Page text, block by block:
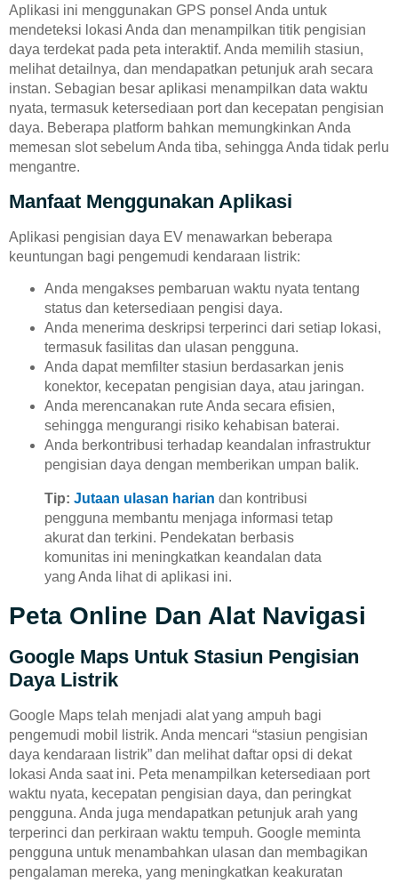
Aplikasi ini menggunakan GPS ponsel Anda untuk
mendeteksi lokasi Anda dan menampilkan titik pengisian
daya terdekat pada peta interaktif. Anda memilih stasiun,
melihat detailnya, dan mendapatkan petunjuk arah secara
instan. Sebagian besar aplikasi menampilkan data waktu
nyata, termasuk ketersediaan port dan kecepatan pengisian
daya. Beberapa platform bahkan memungkinkan Anda
memesan slot sebelum Anda tiba, sehingga Anda tidak perlu
mengantre.
Manfaat Menggunakan Aplikasi
Aplikasi pengisian daya EV menawarkan beberapa
keuntungan bagi pengemudi kendaraan listrik:
Anda mengakses pembaruan waktu nyata tentang
status dan ketersediaan pengisi daya.
Anda menerima deskripsi terperinci dari setiap lokasi,
termasuk fasilitas dan ulasan pengguna.
Anda dapat memfilter stasiun berdasarkan jenis
konektor, kecepatan pengisian daya, atau jaringan.
Anda merencanakan rute Anda secara efisien,
sehingga mengurangi risiko kehabisan baterai.
Anda berkontribusi terhadap keandalan infrastruktur
pengisian daya dengan memberikan umpan balik.
Tip: Jutaan ulasan harian dan kontribusi
pengguna membantu menjaga informasi tetap
akurat dan terkini. Pendekatan berbasis
komunitas ini meningkatkan keandalan data
yang Anda lihat di aplikasi ini.
Peta Online Dan Alat Navigasi
Google Maps Untuk Stasiun Pengisian
Daya Listrik
Google Maps telah menjadi alat yang ampuh bagi
pengemudi mobil listrik. Anda mencari “stasiun pengisian
daya kendaraan listrik” dan melihat daftar opsi di dekat
lokasi Anda saat ini. Peta menampilkan ketersediaan port
waktu nyata, kecepatan pengisian daya, dan peringkat
pengguna. Anda juga mendapatkan petunjuk arah yang
terperinci dan perkiraan waktu tempuh. Google meminta
pengguna untuk menambahkan ulasan dan membagikan
pengalaman mereka, yang meningkatkan keakuratan